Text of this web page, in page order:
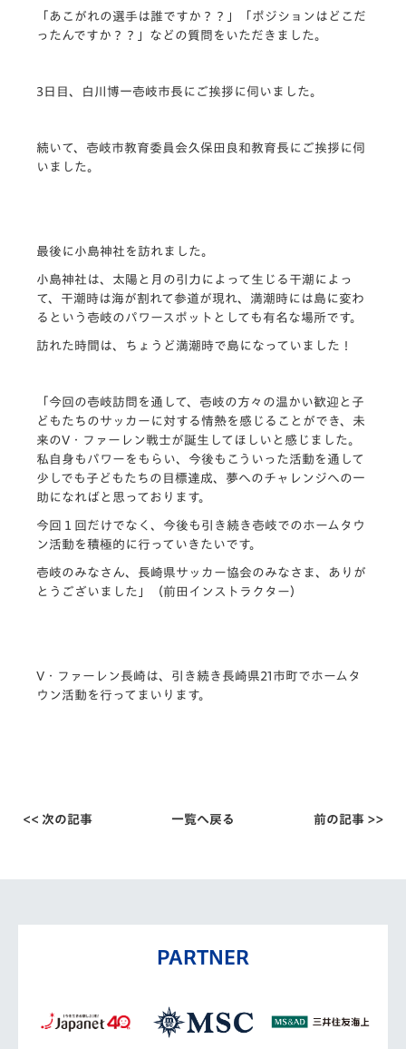
「あこがれの選手は誰ですか？？」「ポジションはどこだ
ったんですか？？」などの質問をいただきました。
3日目、白川博一壱岐市長にご挨拶に伺いました。
続いて、壱岐市教育委員会久保田良和教育長にご挨拶に伺
いました。
最後に小島神社を訪れました。
小島神社は、太陽と月の引力によって生じる干潮によっ
て、干潮時は海が割れて参道が現れ、満潮時には島に変わ
るという壱岐のパワースポットとしても有名な場所です。
訪れた時間は、ちょうど満潮時で島になっていました！
「今回の壱岐訪問を通して、壱岐の方々の温かい歓迎と子
どもたちのサッカーに対する情熱を感じることができ、未
来のV・ファーレン戦士が誕生してほしいと感じました。
私自身もパワーをもらい、今後もこういった活動を通して
少しでも子どもたちの目標達成、夢へのチャレンジへの一
助になればと思っております。
今回１回だけでなく、今後も引き続き壱岐でのホームタウ
ン活動を積極的に行っていきたいです。
壱岐のみなさん、長崎県サッカー協会のみなさま、ありが
とうございました」（前田インストラクター）
V・ファーレン長崎は、引き続き長崎県21市町でホームタ
ウン活動を行ってまいります。
<< 次の記事 一覧へ戻る 前の記事 >>
PARTNER